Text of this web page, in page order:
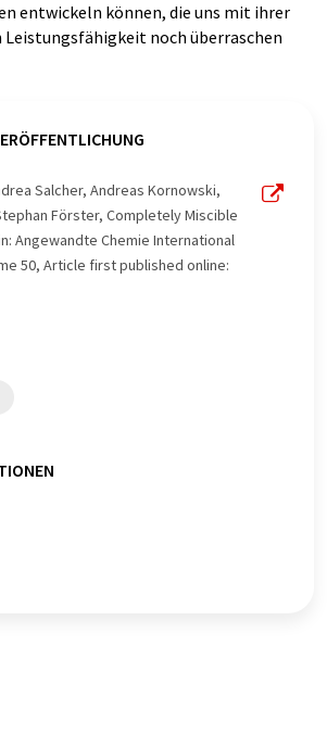
entwickeln können, die uns mit ihrer
noch überraschen
Salcher, Andreas Kornowski,
Förster, Completely Miscible
Angewandte Chemie International
50, Article first published online: